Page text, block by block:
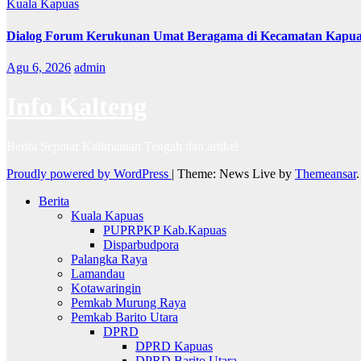
Kuala Kapuas
Dialog Forum Kerukunan Umat Beragama di Kecamatan
Agu 6, 2026 admin
Proudly powered by WordPress | Theme: News Live by Themeansar.
Berita
Kuala Kapuas
PUPRPKP Kab.Kapuas
Disparbudpora
Palangka Raya
Lamandau
Kotawaringin
Pemkab Murung Raya
Pemkab Barito Utara
DPRD
DPRD Kapuas